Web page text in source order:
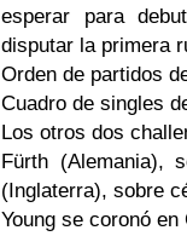
esperar para
disputar la primera
Orden de partidos
Cuadro de singles
Los otros dos
Fürth (Alemania),
(Inglaterra), sobre
Young se coronó en